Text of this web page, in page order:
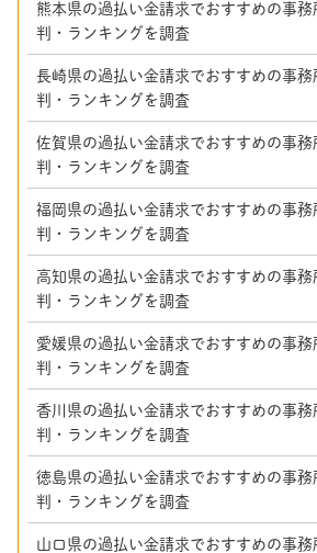
熊本県の過払い金請求でおすすめの事
判・ランキングを調査
長崎県の過払い金請求でおすすめの事
判・ランキングを調査
佐賀県の過払い金請求でおすすめの事
判・ランキングを調査
福岡県の過払い金請求でおすすめの事
判・ランキングを調査
高知県の過払い金請求でおすすめの事
判・ランキングを調査
愛媛県の過払い金請求でおすすめの事
判・ランキングを調査
香川県の過払い金請求でおすすめの事
判・ランキングを調査
徳島県の過払い金請求でおすすめの事
判・ランキングを調査
山口県の過払い金請求でおすすめの事